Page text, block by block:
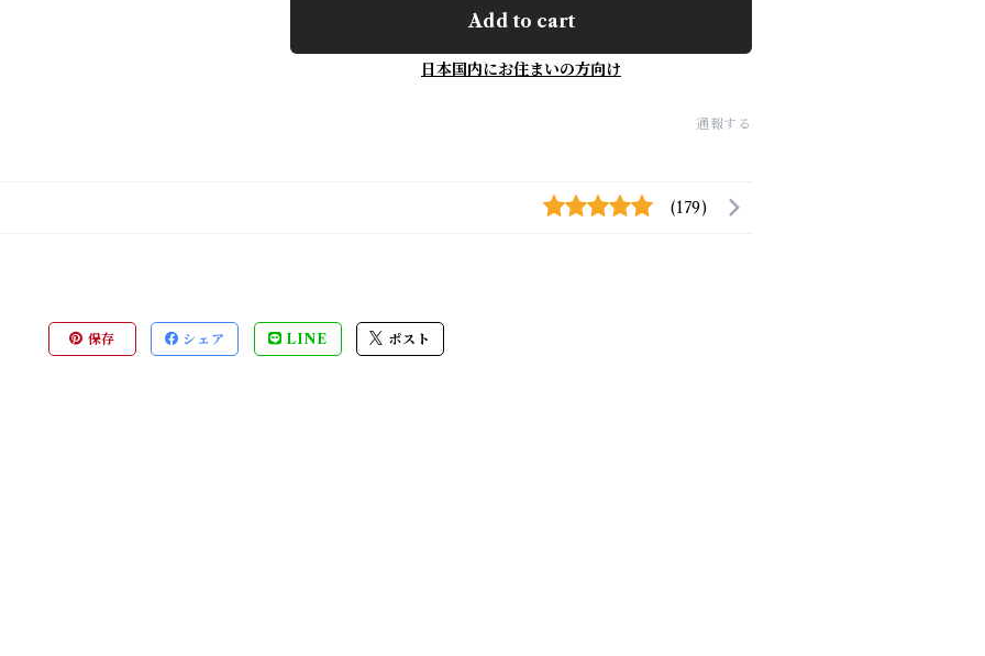
Add to cart
日本国内にお住まいの方向け
通報する
(179)
保存 シェア LINE ポスト